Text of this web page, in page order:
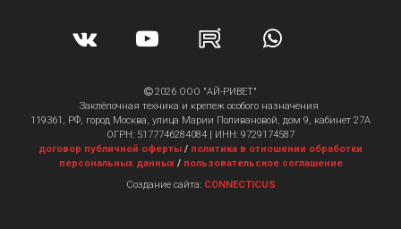
2026 ООО "АЙ-РИВЕТ"
Заклёпочная техника и крепеж особого назначения
119361, РФ, город Москва, улица Марии Поливановой, дом 9, кабинет 27А
ОГРН: 5177746284084 | ИНН: 9729174587
договор публичной оферты / политика в отношении обработки
персональных данных/ пользовательское соглашение
Создание сайта: CONNECTICUS